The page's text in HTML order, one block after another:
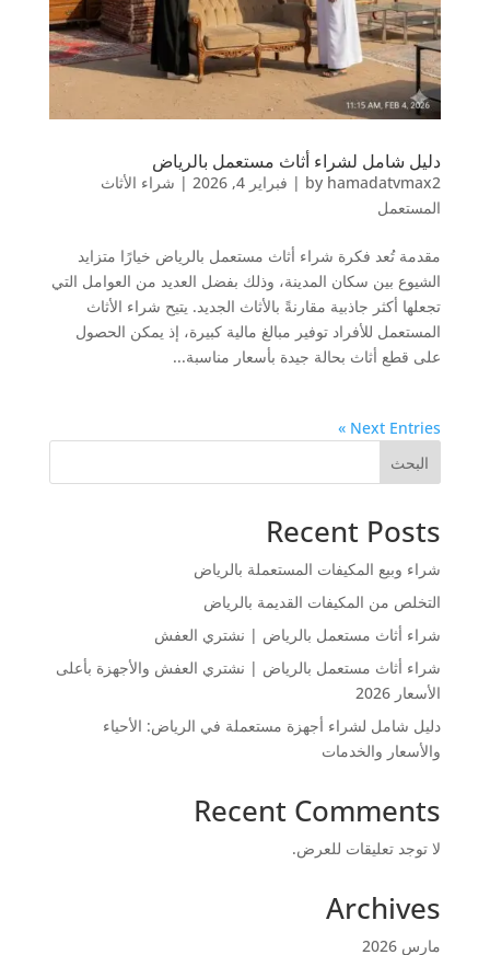
دليل شامل لشراء أثاث مستعمل بالرياض
by hamadatvmax2
| فبراير 4, 2026 | شراء الأثاث
المستعمل
مقدمة تُعد فكرة شراء أثاث مستعمل بالرياض خيارًا متزايد
الشيوع بين سكان المدينة، وذلك بفضل العديد من العوامل التي
تجعلها أكثر جاذبية مقارنةً بالأثاث الجديد. يتيح شراء الأثاث
المستعمل للأفراد توفير مبالغ مالية كبيرة، إذ يمكن الحصول
على قطع أثاث بحالة جيدة بأسعار مناسبة...
Next Entries »
البحث
Recent Posts
شراء وبيع المكيفات المستعملة بالرياض
التخلص من المكيفات القديمة بالرياض
شراء أثاث مستعمل بالرياض | نشتري العفش
شراء أثاث مستعمل بالرياض | نشتري العفش والأجهزة بأعلى
الأسعار 2026
دليل شامل لشراء أجهزة مستعملة في الرياض: الأحياء
والأسعار والخدمات
Recent Comments
لا توجد تعليقات للعرض.
Archives
مارس 2026